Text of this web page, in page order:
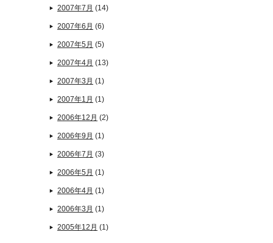
2007年7月 (14)
2007年6月 (6)
2007年5月 (5)
2007年4月 (13)
2007年3月 (1)
2007年1月 (1)
2006年12月 (2)
2006年9月 (1)
2006年7月 (3)
2006年5月 (1)
2006年4月 (1)
2006年3月 (1)
2005年12月 (1)